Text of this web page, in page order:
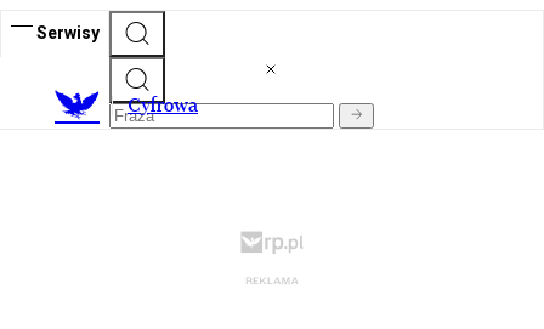
Serwisy
Cyfrowa